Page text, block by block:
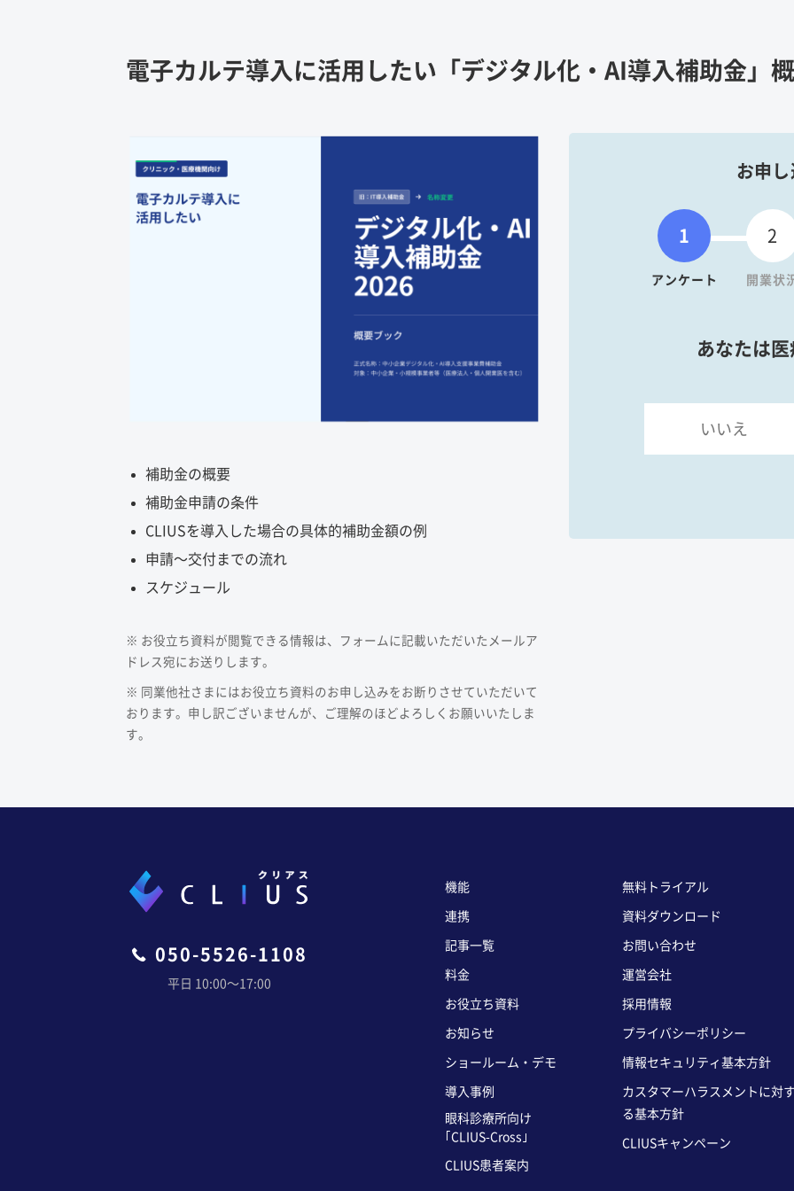
電子カルテ導入に活用したい「デジタル化・AI導入補助金」
補助金の概要
補助金申請の条件
CLIUSを導入した場合の具体的補助金額の例
申請〜交付までの流れ
スケジュール
※ お役立ち資料が閲覧できる情報は、フォームに記載いただいたメールア
ドレス宛にお送りします。
※ 同業他社さまにはお役立ち資料のお申し込みをお断りさせていただいて
おります。申し訳ございませんが、ご理解のほどよろしくお願いいたしま
す。
お申
1
アンケート
2
開業状
あなたは
いいえ
050-5526-1108
平日 10:00〜17:00
機能
連携
記事一覧
料金
お役立ち資料
お知らせ
ショールーム・デモ
導入事例
眼科診療所向け
｢CLIUS-Cross｣
CLIUS患者案内
無料トライアル
資料ダウンロード
お問い合わせ
運営会社
採用情報
プライバシーポリシー
情報セキュリティ基本方針
カスタマーハラスメントに対
る基本方針
CLIUSキャンペーン